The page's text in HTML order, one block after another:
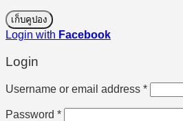
เก็บคูปอง
Login with Facebook
Login
Username or email address *
Password *Required